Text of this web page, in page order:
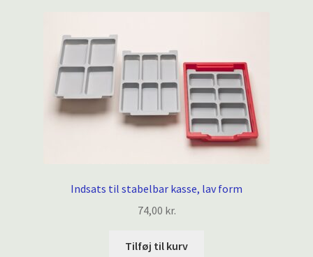
Indsats til stabelbar kasse, lav form
74,00 kr.
Tilføj til kurv